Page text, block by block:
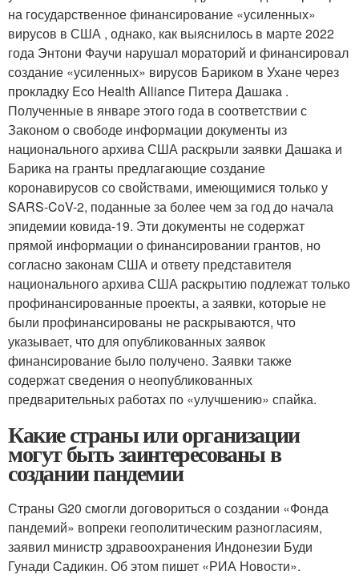
на государственное финансирование «усиленных»
вирусов в США , однако, как выяснилось в марте 2022
года Энтони Фаучи нарушал мораторий и финансировал
создание «усиленных» вирусов Бариком в Ухане через
прокладку Eco Health Alliance Питера Дашака .
Полученные в январе этого года в соответствии с
Законом о свободе информации документы из
национального архива США раскрыли заявки Дашака и
Барика на гранты предлагающие создание
коронавирусов со свойствами, имеющимися только у
SARS-CoV-2, поданные за более чем за год до начала
эпидемии ковида-19. Эти документы не содержат
прямой информации о финансировании грантов, но
согласно законам США и ответу представителя
национального архива США раскрытию подлежат только
профинансированные проекты, а заявки, которые не
были профинансированы не раскрываются, что
указывает, что для опубликованных заявок
финансирование было получено. Заявки также
содержат сведения о неопубликованных
предварительных работах по «улучшению» спайка.
Какие страны или организации
могут быть заинтересованы в
создании пандемии
Страны G20 смогли договориться о создании «Фонда
пандемий» вопреки геополитическим разногласиям,
заявил министр здравоохранения Индонезии Буди
Гунади Садикин. Об этом пишет «РИА Новости».